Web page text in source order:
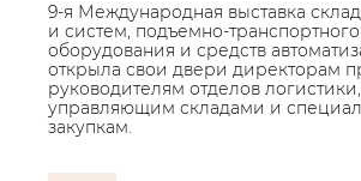
9-я Международная выставка
и систем, подъемно-транспортного
оборудования и средств
открыла свои двери директорам
руководителям отделов логистики,
управляющим складами и
закупкам.